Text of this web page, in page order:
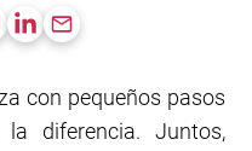
con pequeños pasos
diferencia. Juntos,